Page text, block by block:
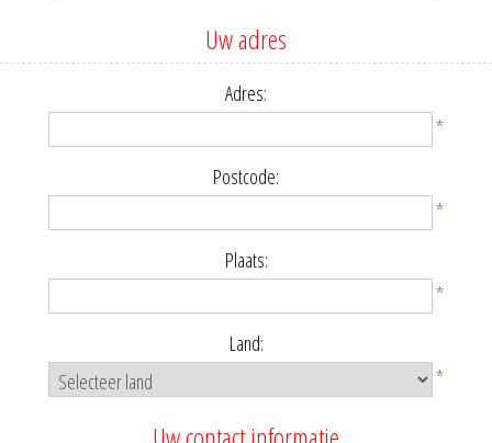
Uw adres
Adres:
*
Postcode:
*
Plaats:
*
Land:
*